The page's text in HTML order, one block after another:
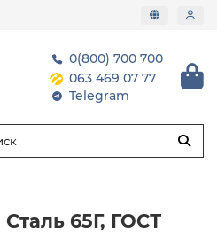
0(800) 700 700
063 469 07 77
Telegram
65Г, ГОСТ